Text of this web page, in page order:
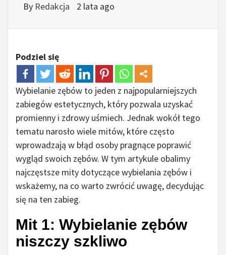
By Redakcja 2 lata ago
Podziel się
Wybielanie zębów to jeden z najpopularniejszych
zabiegów estetycznych, który pozwala uzyskać
promienny i zdrowy uśmiech. Jednak wokół tego
tematu narosło wiele mitów, które często
wprowadzają w błąd osoby pragnące poprawić
wygląd swoich zębów. W tym artykule obalimy
najczęstsze mity dotyczące wybielania zębów i
wskażemy, na co warto zwrócić uwagę, decydując
się na ten zabieg.
Mit 1: Wybielanie zębów
niszczy szkliwo